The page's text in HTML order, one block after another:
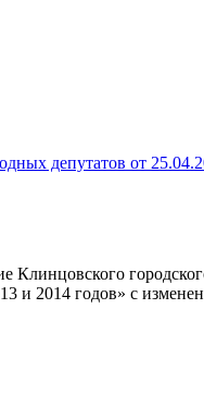
депутатов от
и 2014 годов» с